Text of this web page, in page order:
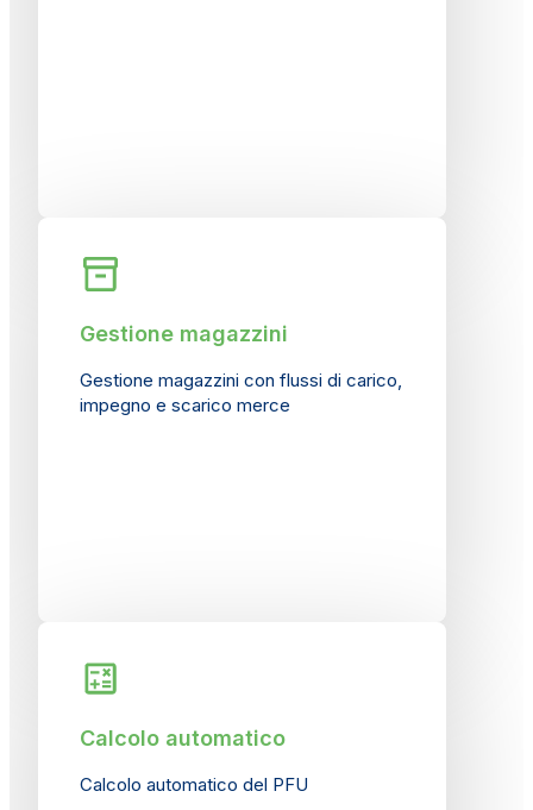
Gestione magazzini
Gestione magazzini con flussi di carico,
impegno e scarico merce
Calcolo automatico
Calcolo automatico del PFU